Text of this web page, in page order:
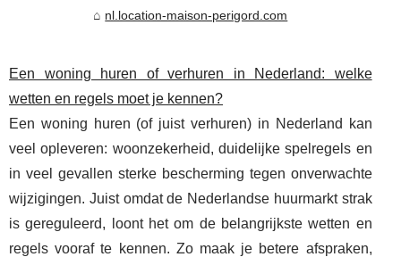
nl.location-maison-perigord.com
Een woning huren of verhuren in Nederland: welke
wetten en regels moet je kennen?
Een woning huren (of juist verhuren) in Nederland kan
veel opleveren: woonzekerheid, duidelijke spelregels en
in veel gevallen sterke bescherming tegen onverwachte
wijzigingen. Juist omdat de Nederlandse huurmarkt strak
is gereguleerd, loont het om de belangrijkste wetten en
regels vooraf te kennen. Zo maak je betere afspraken,